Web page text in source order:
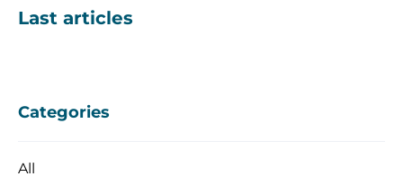
Last articles
Categories
All